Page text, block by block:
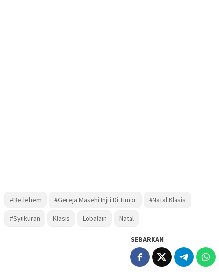
#Betlehem #Gereja Masehi Injili Di Timor #Natal Klasis
#Syukuran Klasis Lobalain Natal
SEBARKAN